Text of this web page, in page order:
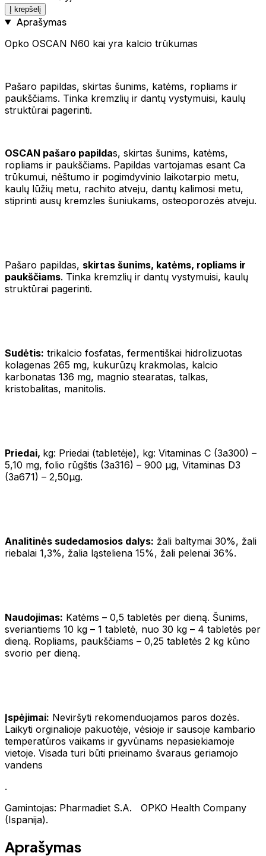
Į krepšelį
Aprašymas
Opko OSCAN N60 kai yra kalcio trūkumas
Pašaro papildas, skirtas šunims, katėms, ropliams ir
paukščiams. Tinka kremzlių ir dantų vystymuisi, kaulų
struktūrai pagerinti.
OSCAN pašaro papildas, skirtas šunims, katėms,
ropliams ir paukščiams. Papildas vartojamas esant Ca
trūkumui, nėštumo ir pogimdyvinio laikotarpio metu,
kaulų lūžių metu, rachito atveju, dantų kalimosi metu,
stiprinti ausų kremzles šuniukams, osteoporozės atveju.
Pašaro papildas, skirtas šunims, katėms, ropliams ir
paukščiams. Tinka kremzlių ir dantų vystymuisi, kaulų
struktūrai pagerinti.
Sudėtis: trikalcio fosfatas, fermentiškai hidrolizuotas
kolagenas 265 mg, kukurūzų krakmolas, kalcio
karbonatas 136 mg, magnio stearatas, talkas,
kristobalitas, manitolis.
Priedai, kg: Priedai (tabletėje), kg: Vitaminas C (3a300) –
5,10 mg, folio rūgštis (3a316) – 900 μg, Vitaminas D3
(3a671) – 2,50μg.
Analitinės sudedamosios dalys: žali baltymai 30%, žali
riebalai 1,3%, žalia ląsteliena 15%, žali pelenai 36%.
Naudojimas: Katėms – 0,5 tabletės per dieną. Šunims,
sveriantiems 10 kg – 1 tabletė, nuo 30 kg – 4 tabletės per
dieną. Ropliams, paukščiams – 0,25 tabletės 2 kg kūno
svorio per dieną.
Įspėjimai: Neviršyti rekomenduojamos paros dozės.
Laikyti orginalioje pakuotėje, vėsioje ir sausoje kambario
temperatūros vaikams ir gyvūnams nepasiekiamoje
vietoje. Visada turi būti prieinamo švaraus geriamojo
vandens
.
Gamintojas: Pharmadiet S.A. OPKO Health Company
(Ispanija).
Aprašymas